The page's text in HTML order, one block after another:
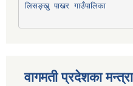
लिसङ्खु पाखर गाउँपालिका
वागमती प्रदेशका